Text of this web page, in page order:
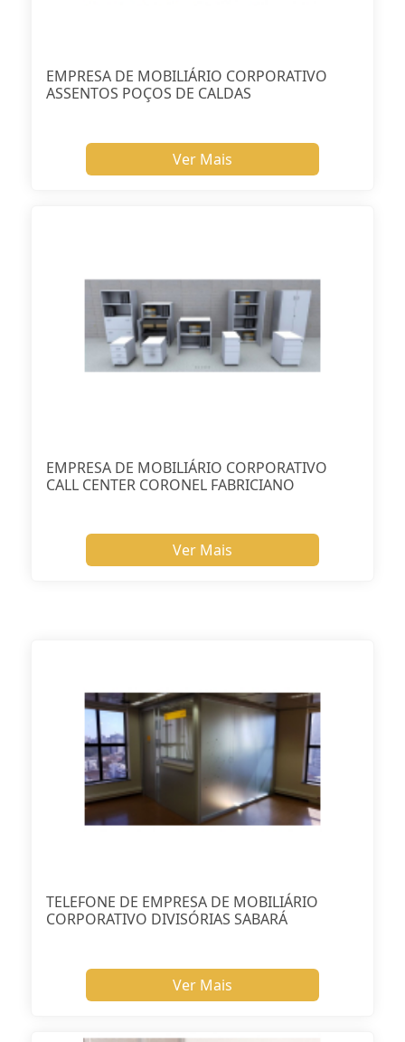
EMPRESA DE MOBILIÁRIO CORPORATIVO
ASSENTOS POÇOS DE CALDAS
Ver Mais
EMPRESA DE MOBILIÁRIO CORPORATIVO
CALL CENTER CORONEL FABRICIANO
Ver Mais
TELEFONE DE EMPRESA DE MOBILIÁRIO
CORPORATIVO DIVISÓRIAS SABARÁ
Ver Mais